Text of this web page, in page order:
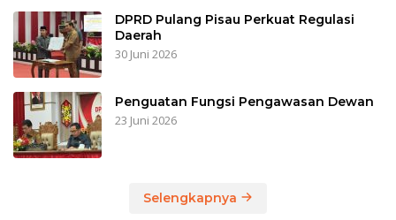
DPRD Pulang Pisau Perkuat Regulasi
Daerah
30 Juni 2026
Penguatan Fungsi Pengawasan Dewan
23 Juni 2026
Selengkapnya